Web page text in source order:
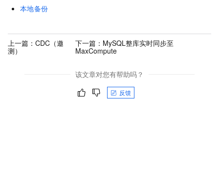
本地备份
上一篇： CDC（邀
测）
下一篇： MySQL整库实时同步至
MaxCompute
该文章对您有帮助吗？
反馈